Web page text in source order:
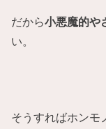
だから小悪魔的や
い。
そうすればホンモ